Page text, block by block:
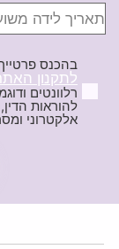
בהכנס
לתקנון
רלוונטים
להוראות
אלקטרוני ומסרונים. תוכלי להסיר